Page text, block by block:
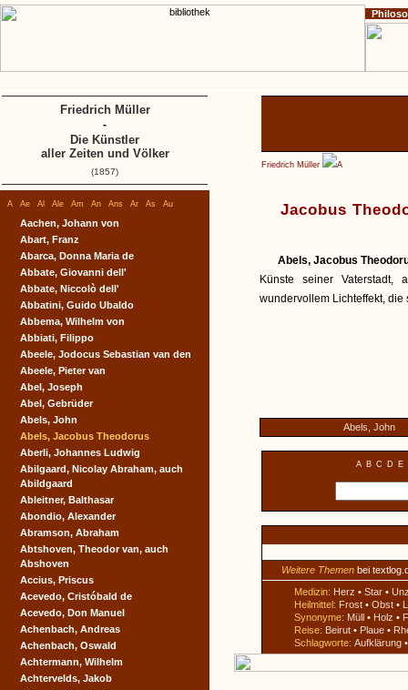
Friedrich Müller A
Jacobus
Abels, Jacobus
Künste seiner Vaterstadt,
wundervollem Lichteffekt,
Abels, John
A B C D E
Weitere Themen bei
Medizin: Herz • Star •
Heilmittel: Frost • Obst •
Synonyme: Müll • Holz •
Reise: Beirut • Plaue •
Schlagworte: Aufklärung
A Ae Al Ale Am An Ans Ar As Au
Aachen, Johann von
Abart, Franz
Abarca, Donna Maria de
Abbate, Giovanni dell'
Abbate, Niccolò dell'
Abbatini, Guido Ubaldo
Abbema, Wilhelm von
Abbiati, Filippo
Abeele, Jodocus Sebastian van den
Abeele, Pieter van
Abel, Joseph
Abel, Gebrüder
Abels, John
Abels, Jacobus Theodorus
Aberli, Johannes Ludwig
Abilgaard, Nicolay Abraham, auch
Abildgaard
Ableitner, Balthasar
Abondio, Alexander
Abramson, Abraham
Abtshoven, Theodor van, auch
Abshoven
Accius, Priscus
Acevedo, Cristóbald de
Acevedo, Don Manuel
Achenbach, Andreas
Achenbach, Oswald
Achtermann, Wilhelm
Achtervelds, Jakob
Friedrich Müller
-
Die Künstler
aller Zeiten und Völker
(1857)